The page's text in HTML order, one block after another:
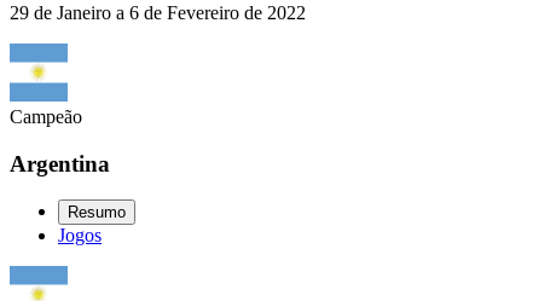
29 de Janeiro a 6 de Fevereiro de 2022
Campeão
Argentina
Resumo
Jogos